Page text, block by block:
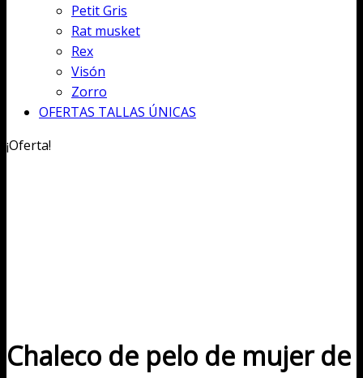
Petit Gris
Rat musket
Rex
Visón
Zorro
OFERTAS TALLAS ÚNICAS
¡Oferta!
Chaleco de pelo de mujer de